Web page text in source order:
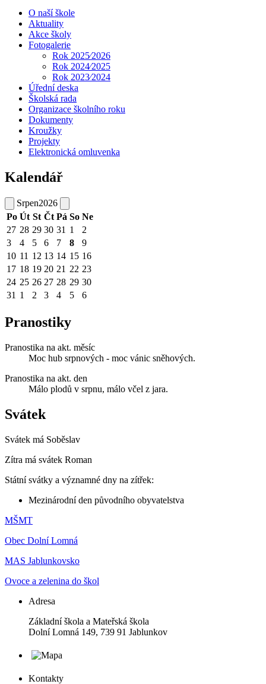
O naší škole
Aktuality
Akce školy
Fotogalerie
Rok 2025⁄2026
Rok 2024⁄2025
Rok 2023⁄2024
Úřední deska
Školská rada
Organizace školního roku
Dokumenty
Kroužky
Projekty
Elektronická omluvenka
Kalendář
Srpen2026
Po Út St Čt Pá So Ne
27 28 29 30 31 1
2
3
4 5 6 7 8
9
10 11 12 13 14 15 16
17 18 19 20 21 22 23
24 25 26 27 28 29 30
31 1 2 3 4 5 6
Pranostiky
Pranostika na akt. měsíc
Moc hub srpnových - moc vánic sněhových.
Pranostika na akt. den
Málo plodů v srpnu, málo včel z jara.
Svátek
Svátek má Soběslav
Zítra má svátek Roman
Státní svátky a významné dny na zítřek:
Mezinárodní den původního obyvatelstva
MŠMT
Obec Dolní Lomná
MAS Jablunkovsko
Ovoce a zelenina do škol
Adresa
Základní škola a Mateřská škola
Dolní Lomná 149, 739 91 Jablunkov
Kontakty